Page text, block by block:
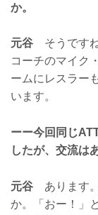
か。
元谷 そうです
コーチのマイク
ームにレスラー
います。
ーー今回同じ
したが、交流は
元谷 あります
か。「おー！」